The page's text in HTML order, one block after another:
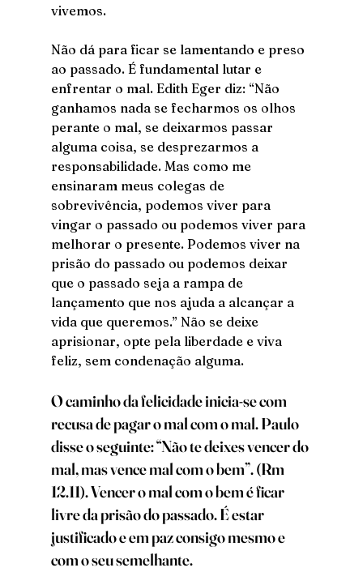
vivemos.
Não dá para ficar se lamentando e preso
ao passado. É fundamental lutar e
enfrentar o mal. Edith Eger diz: “Não
ganhamos nada se fecharmos os olhos
perante o mal, se deixarmos passar
alguma coisa, se desprezarmos a
responsabilidade. Mas como me
ensinaram meus colegas de
sobrevivência, podemos viver para
vingar o passado ou podemos viver para
melhorar o presente. Podemos viver na
prisão do passado ou podemos deixar
que o passado seja a rampa de
lançamento que nos ajuda a alcançar a
vida que queremos.” Não se deixe
aprisionar, opte pela liberdade e viva
feliz, sem condenação alguma.
O caminho da felicidade inicia-se com
recusa de pagar o mal com o mal. Paulo
disse o seguinte: “Não te deixes vencer do
mal, mas vence mal com o bem”. (Rm
12.11). Vencer o mal com o bem é ficar
livre da prisão do passado. É estar
justificado e em paz consigo mesmo e
com o seu semelhante.